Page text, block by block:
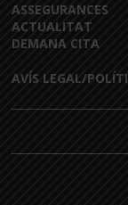
ASSEGURANCES
ACTUALITAT
DEMANA CITA
AVÍS LEGAL/